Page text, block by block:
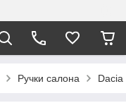
Ручки салона Dacia